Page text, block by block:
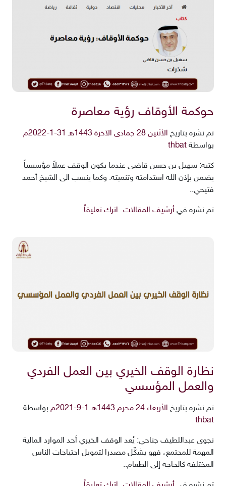
حوكمة الأوقاف رؤية معاصرة
تم نشره بتاريخ الأثنين 28 جمادى الآخرة 1443هـ 31-1-2022م
بواسطة thbat
كتبه: سهيل بن حسن قاضي عندما يكون الوقف عملاً مؤسسياً
يضمن بإذن الله استدامته وتنميته. وكما ينسب الى الشيخ أحمد
فتيحي..
تم نشره في أرشيف المقالات اترك تعليقاً
نظارة الوقف الخيري بين العمل الفردي
والعمل المؤسسي
تم نشره بتاريخ الأربعاء 24 محرم 1443هـ 1-9-2021م
بواسطة
thbat
نجوى عبداللطيف جناحي: يُعد الوقف الخيري أحد الموارد المالية
المهمة للمجتمع، فهو يشكِّل مصدرا لتمويل احتياجات الناس
المختلفة كالحاجة إلى الطعام..